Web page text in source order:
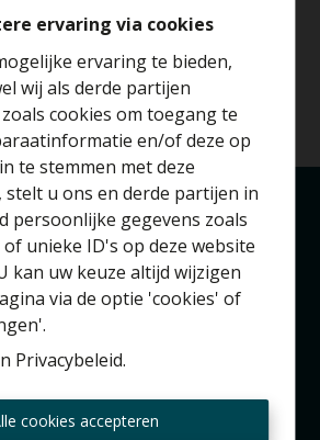
ervaring via cookies
ervaring te bieden,
wij als derde partijen
cookies om toegang te
en/of deze op
te stemmen met deze
u ons en derde partijen in
persoonlijke gegevens zoals
unieke ID's op deze website
kan uw keuze altijd wijzigen
via de optie 'cookies' of
Privacybeleid.
cookies accepteren
liggen bij hem precies in de
Londerzeel
Kerkhofstraat 90A
1840 Londerzeel
Brussel
Zeypstraat 17
naar de
van je huis?
Gratis schatting
als eerste op de
zijn van nieuwe